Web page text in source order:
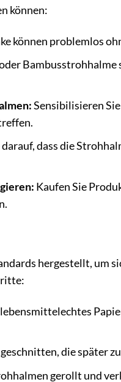
können:
können problemlos
Sensibilisieren
darauf, dass die
Kaufen Sie
hergestellt, um
die später
gerollt und